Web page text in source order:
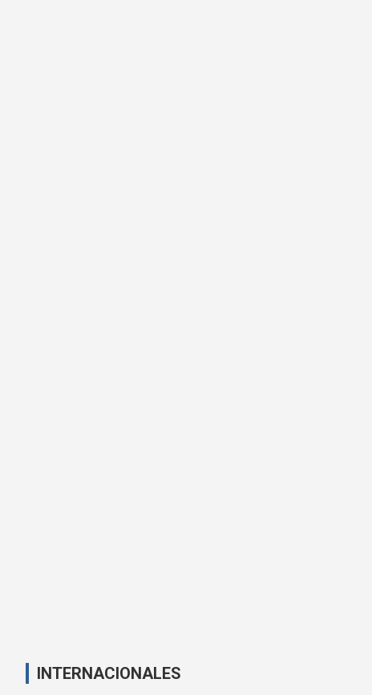
INTERNACIONALES